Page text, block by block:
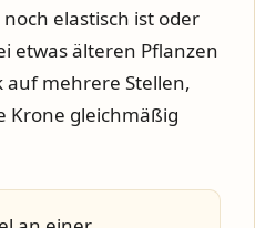
elastisch ist oder
etwas älteren Pflanzen
auf mehrere Stellen,
Krone gleichmäßig